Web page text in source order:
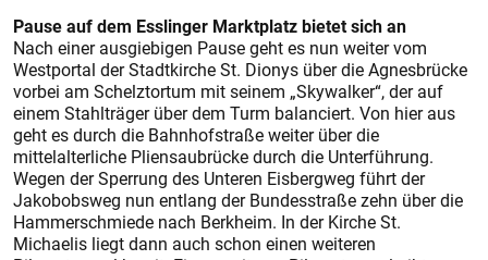
Pause auf dem Esslinger Marktplatz bietet sich an
Nach einer ausgiebigen Pause geht es nun weiter vom
Westportal der Stadtkirche St. Dionys über die Agnesbrücke
vorbei am Schelztortum mit seinem „Skywalker“, der auf
einem Stahlträger über dem Turm balanciert. Von hier aus
geht es durch die Bahnhofstraße weiter über die
mittelalterliche Pliensaubrücke durch die Unterführung.
Wegen der Sperrung des Unteren Eisbergweg führt der
Jakobobsweg nun entlang der Bundesstraße zehn über die
Hammerschmiede nach Berkheim. In der Kirche St.
Michaelis liegt dann auch schon einen weiteren